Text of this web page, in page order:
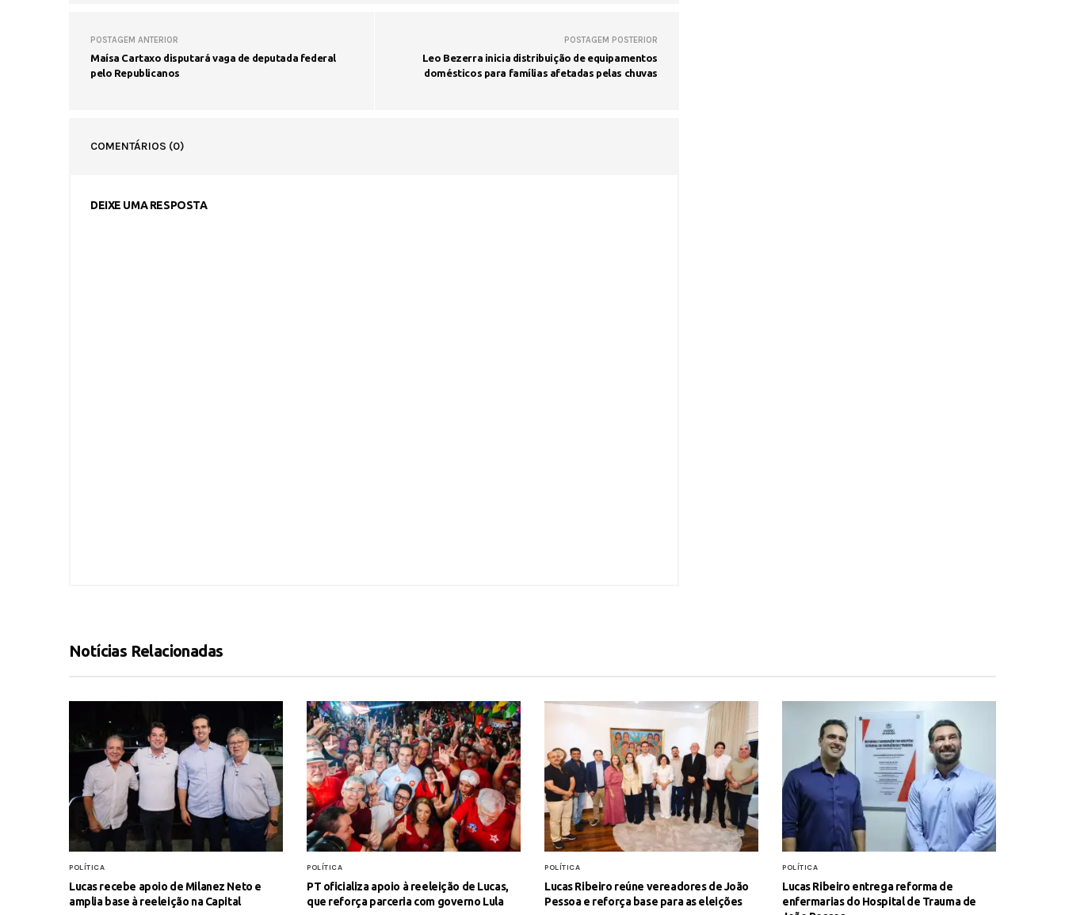
POSTAGEM ANTERIOR
Maísa Cartaxo disputará vaga de deputada federal
pelo Republicanos
POSTAGEM POSTERIOR
Leo Bezerra inicia distribuição de equipamentos
domésticos para famílias afetadas pelas chuvas
COMENTÁRIOS (0)
DEIXE UMA RESPOSTA
Notícias Relacionadas
POLÍTICA
Lucas recebe apoio de Milanez Neto e
amplia base à reeleição na Capital
POLÍTICA
PT oficializa apoio à reeleição de Lucas,
que reforça parceria com governo Lula
POLÍTICA
Lucas Ribeiro reúne vereadores de João
Pessoa e reforça base para as eleições
POLÍTICA
Lucas Ribeiro entrega reforma de
enfermarias do Hospital de Trauma de